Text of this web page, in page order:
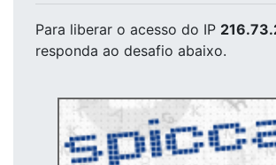
Para liberar o acesso do IP
responda ao desafio abaixo.